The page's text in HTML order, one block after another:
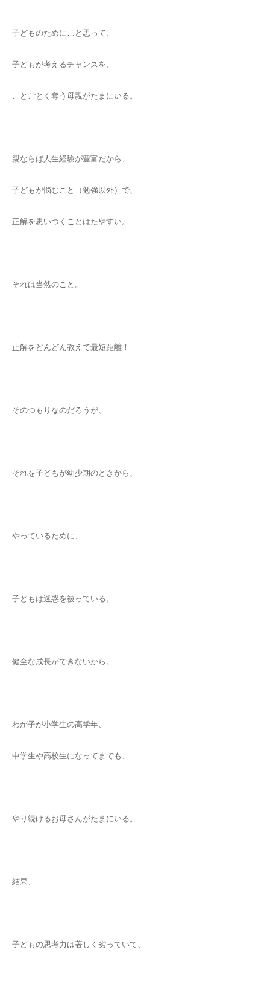
子どものために…と思って、
子どもが考えるチャンスを、
ことごとく奪う母親がたまにいる。
親ならば人生経験が豊富だから、
子どもが悩むこと（勉強以外）で、
正解を思いつくことはたやすい。
それは当然のこと。
正解をどんどん教えて最短距離！
そのつもりなのだろうが、
それを子どもが幼少期のときから、
やっているために、
子どもは迷惑を被っている。
健全な成長ができないから。
わが子が小学生の高学年、
中学生や高校生になってまでも、
やり続けるお母さんがたまにいる。
結果、
子どもの思考力は著しく劣っていて、